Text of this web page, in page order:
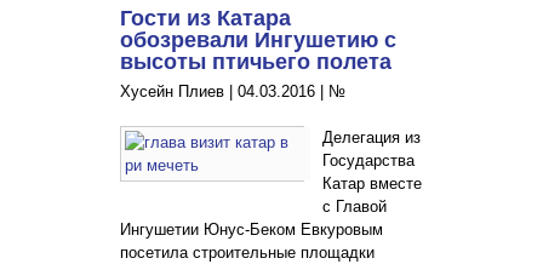
Гости из Катара
обозревали Ингушетию с
высоты птичьего полета
Хусейн Плиев | 04.03.2016 №
Делегация из
Государства
Катар вместе
с Главой
Ингушетии Юнус-Беком Евкуровым
посетила строительные площадки